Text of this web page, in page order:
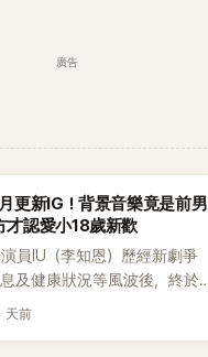
廣告
更新IG！背景音樂竟是前男
才認愛小18歲新歡
員IU（李知恩）歷經新劇爭
及健康狀況等風波後，終於
新社群平台，一口氣曬出20
前